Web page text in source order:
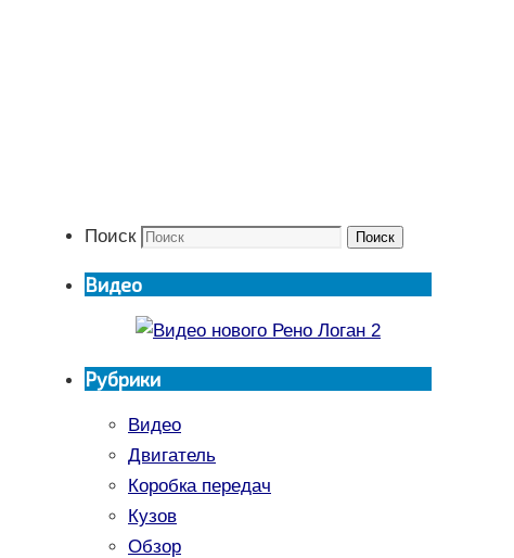
Поиск Поиск
Видео
Рубрики
Видео
Двигатель
Коробка передач
Кузов
Обзор